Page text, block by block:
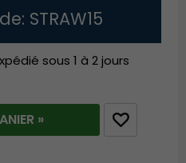
STRAW15
sous 1 à 2 jours
»